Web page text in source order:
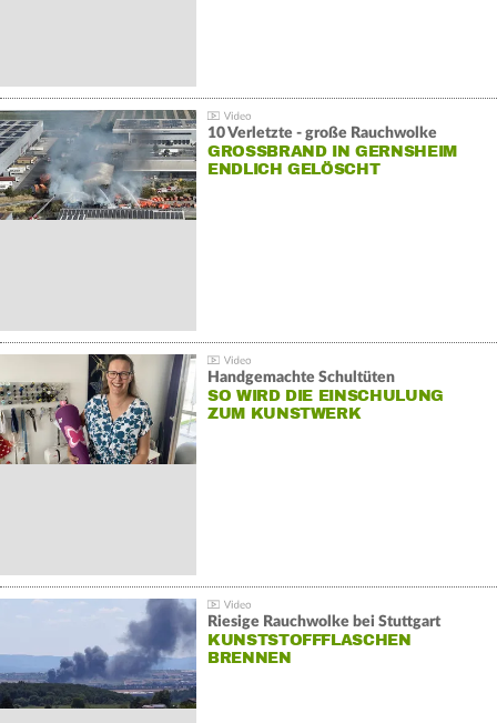
10 Verletzte - große Rauchwolke
GROSSBRAND IN GERNSHEIM E
NDLICH GELÖSCHT
Handgemachte Schultüten
SO WIRD DIE EINSCHULUNG
ZUM KUNSTWERK
Riesige Rauchwolke bei Stuttgart
KUNSTSTOFFFLASCHEN
BRENNEN